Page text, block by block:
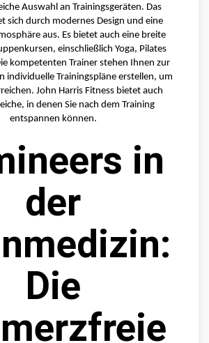
Auswahl an Trainingsgeräten. Das
sich durch modernes Design und eine
aus. Es bietet auch eine breite
einschließlich Yoga, Pilates
kompetenten Trainer stehen Ihnen zur
individuelle Trainingspläne erstellen, um
John Harris Fitness bietet auch
in denen Sie nach dem Training
entspannen können.
in
der
Die